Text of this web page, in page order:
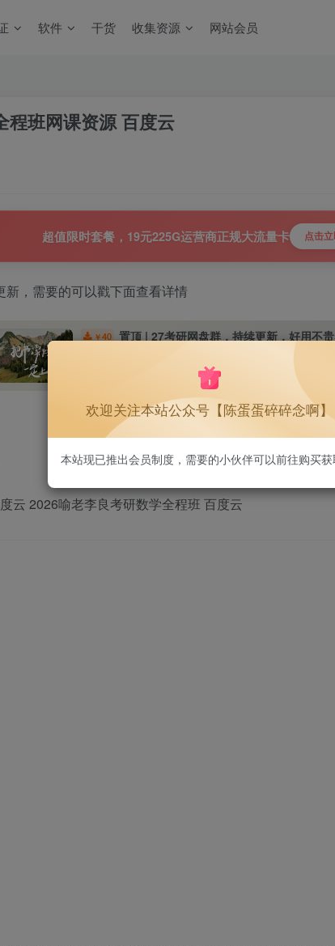
软件 干货 收集资源 网站会员
程班网课资源 百度云
超值限时套餐，19元225G运营商正规大流量卡 点击
，需要的可以戳下面查看详情
￥40 置顶 | 27考研网盘群，持续更新，好用不
云 2026喻老李良考研数学全程班 百度云
欢迎关注本站公众号【陈蛋蛋碎碎念啊】
本站现已推出会员制度，需要的小伙伴可以前往购买获